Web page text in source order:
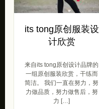
its tong原创服装设
计欣赏
来自its tong原创设计品牌的
一组原创服装欣赏，干练而
简洁。 我们一直在努力，努
力做品质，努力做售后，努
力 […]